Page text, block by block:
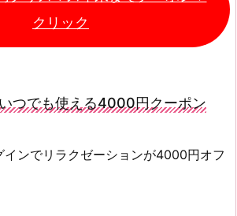
クリック
つでも使える4000円クーポン
インでリラクゼーションが4000円オフ